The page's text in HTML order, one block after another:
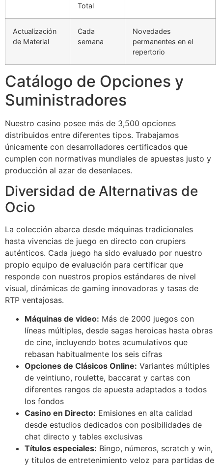
Total
Actualización
de Material
Cada
semana
Novedades
permanentes en el
repertorio
Catálogo de Opciones y
Suministradores
Nuestro casino posee más de 3,500 opciones
distribuidos entre diferentes tipos. Trabajamos
únicamente con desarrolladores certificados que
cumplen con normativas mundiales de apuestas justo y
producción al azar de desenlaces.
Diversidad de Alternativas de
Ocio
La colección abarca desde máquinas tradicionales
hasta vivencias de juego en directo con crupiers
auténticos. Cada juego ha sido evaluado por nuestro
propio equipo de evaluación para certificar que
responde con nuestros propios estándares de nivel
visual, dinámicas de gaming innovadoras y tasas de
RTP ventajosas.
Máquinas de video: Más de 2000 juegos con
líneas múltiples, desde sagas heroicas hasta obras
de cine, incluyendo botes acumulativos que
rebasan habitualmente los seis cifras
Opciones de Clásicos Online: Variantes múltiples
de veintiuno, roulette, baccarat y cartas con
diferentes rangos de apuesta adaptados a todos
los fondos
Casino en Directo: Emisiones en alta calidad
desde estudios dedicados con posibilidades de
chat directo y tables exclusivas
Títulos especiales: Bingo, números, scratch y win,
y títulos de entretenimiento veloz para partidas de